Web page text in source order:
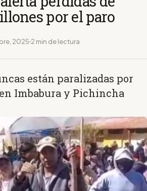
por el paro
2025 2 min de lectura
están paralizadas por
Imbabura y Pichincha